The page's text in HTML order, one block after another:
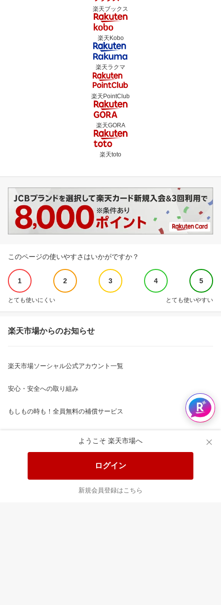
ようこそ 楽天市場へ
ログイン
新規会員登録はこちら
楽天ブックス
楽天Kobo
楽天ラクマ
楽天PointClub
楽天GORA
楽天toto
このページの使いやすさはいかがですか？
1 2 3 4 5
とても使いにくい とても使いやすい
楽天市場からのお知らせ
楽天市場ソーシャル公式アカウント一覧
安心・安全への取り組み
もしもの時も！全員無料の補償サービス
楽天ショッピングサービスご利用規約